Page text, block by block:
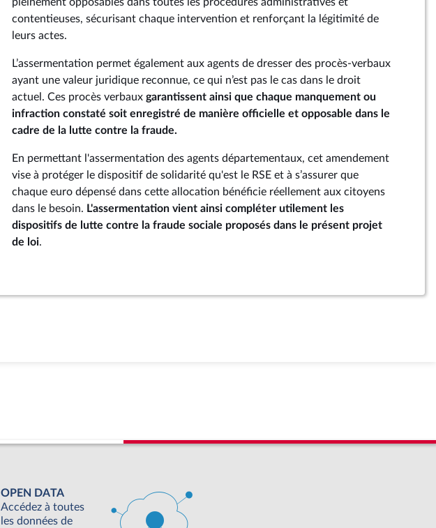
contentieuses, sécurisant chaque intervention et renforçant la légitimité de
leurs actes.
L’assermentation permet également aux agents de dresser des procès-verbaux
ayant une valeur juridique reconnue, ce qui n’est pas le cas dans le droit
actuel. Ces procès verbaux garantissent ainsi que chaque manquement ou
infraction constaté soit enregistré de manière officielle et opposable dans le
cadre de la lutte contre la fraude.
En permettant l'assermentation des agents départementaux, cet amendement
vise à protéger le dispositif de solidarité qu'est le RSE et à s’assurer que
chaque euro dépensé dans cette allocation bénéficie réellement aux citoyens
dans le besoin. L'assermentation vient ainsi compléter utilement les
dispositifs de lutte contre la fraude sociale proposés dans le présent projet
de loi.
OPEN DATA
Accédez à toutes
les données de